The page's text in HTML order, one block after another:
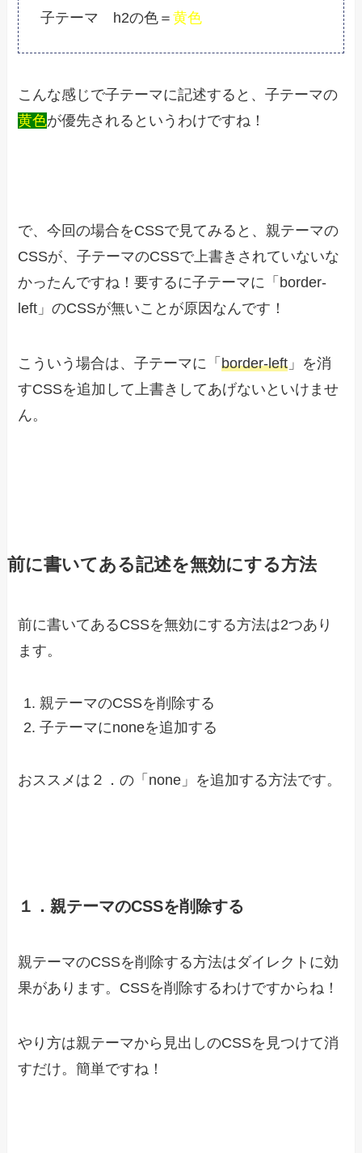
子テーマ h2の色＝黄色
こんな感じで子テーマに記述すると、子テーマの
黄色が優先されるというわけですね！
で、今回の場合をCSSで見てみると、親テーマの
CSSが、子テーマのCSSで上書きされていないな
かったんですね！要するに子テーマに「border-
left」のCSSが無いことが原因なんです！
こういう場合は、子テーマに「border-left 」を消
すCSSを追加して上書きしてあげないといけませ
ん。
前に書いてある記述を無効にする方法
前に書いてあるCSSを無効にする方法は2つあり
ます。
親テーマのCSSを削除する
子テーマにnoneを追加する
おススメは２．の「none」を追加する方法です。
１．親テーマのCSSを削除する
親テーマのCSSを削除する方法はダイレクトに効
果があります。CSSを削除するわけですからね！
やり方は親テーマから見出しのCSSを見つけて消
すだけ。簡単ですね！